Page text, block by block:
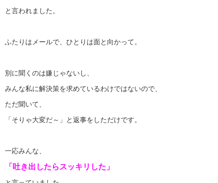
と言われました。
ふたりはメールで、ひとりは面と向かって。
別に聞くのは嫌じゃないし、
みんな私に解決策を求めているわけではないので、
ただ聞いて、
「そりゃ大変だ～」と返事をしただけです。
一応みんな、
「吐き出したらスッキリした」